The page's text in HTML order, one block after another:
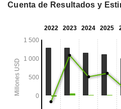
Cuenta de Resultados y